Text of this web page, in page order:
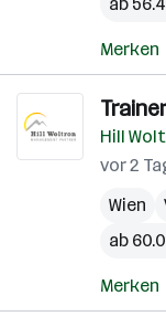
Merken
Hill
vor 2
Wien
ab
Merken